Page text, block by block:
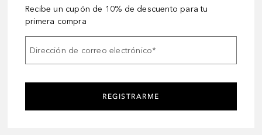
Recibe un cupón de 10% de descuento para tu
primera compra
Dirección de correo electrónico*
REGISTRARME